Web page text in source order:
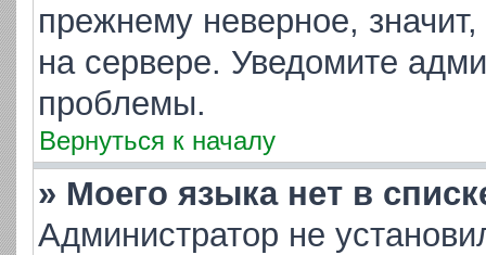
прежнему неверное,
на сервере. Уведомите
проблемы.
Вернуться к началу
» Моего языка нет в
Администратор не